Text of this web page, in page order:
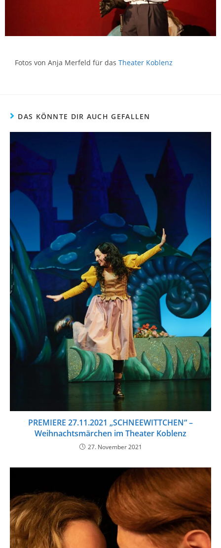
Fotos von Anja Merfeld für das Theater Koblenz
DAS KÖNNTE DIR AUCH GEFALLEN
PREMIERE 27.11.2021 „SCHNEEWITTCHEN“ –
Weihnachtsmärchen im Theater Koblenz
27. November 2021